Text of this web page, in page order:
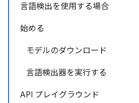
言語検出を使用する場合
始める
モデルのダウンロード
言語検出器を実行する
API プレイグラウンド